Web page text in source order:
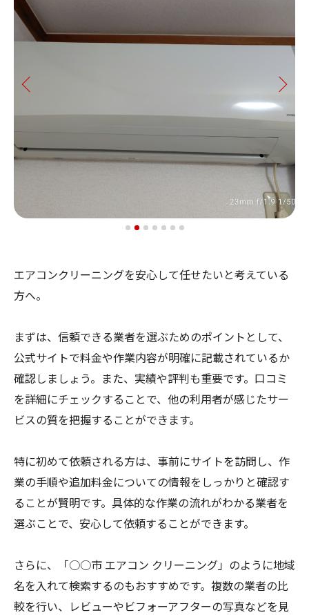
エアコンクリーニングを安心して任せたいと考えている
方へ。
まずは、信頼できる業者を選ぶためのポイントとして、
公式サイトで料金や作業内容が明確に記載されているか
確認しましょう。また、実績や評判も重要です。口コミ
を詳細にチェックすることで、他の利用者が感じたサー
ビスの質を把握することができます。
特に初めて依頼される方は、事前にサイトを訪問し、作
業の手順や追加料金についての情報をしっかりと確認す
ることが賢明です。具体的な作業の流れがわかる業者を
選ぶことで、安心して依頼することができます。
さらに、「○○市 エアコン クリーニング」のように地域
名を入れて検索するのもおすすめです。複数の業者の比
較を行い、レビューやビフォーアフターの写真などを見